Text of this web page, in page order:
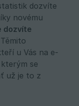
dozvíte
novému
dozvíte
u Vás na e-
se
už je to z